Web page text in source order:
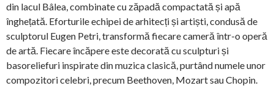
din lacul Bâlea, combinate cu zăpadă compactată și apă
înghețată. Eforturile echipei de arhitecți și artiști, condusă de
sculptorul Eugen Petri, transformă fiecare cameră într-o operă
de artă. Fiecare încăpere este decorată cu sculpturi și
basoreliefuri inspirate din muzica clasică, purtând numele unor
compozitori celebri, precum Beethoven, Mozart sau Chopin.